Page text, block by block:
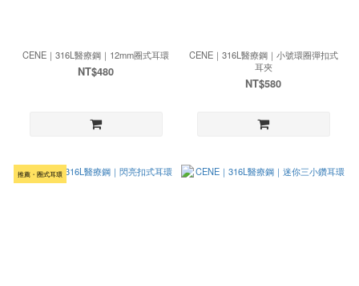
CENE｜316L醫療鋼｜12mm圈式耳環
NT$480
CENE｜316L醫療鋼｜小號環圈彈扣式
耳夾
NT$580
推薦・圈式耳環